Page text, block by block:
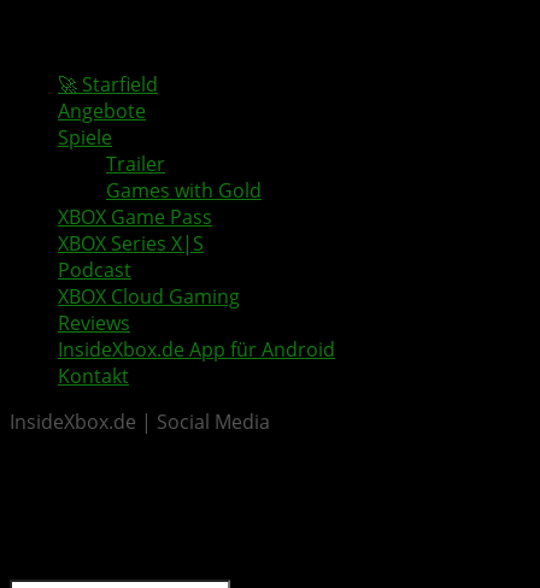
🚀 Starfield
Angebote
Spiele
Trailer
Games with Gold
XBOX Game Pass
XBOX Series X|S
Podcast
XBOX Cloud Gaming
Reviews
InsideXbox.de App für Android
Kontakt
InsideXbox.de | Social Media